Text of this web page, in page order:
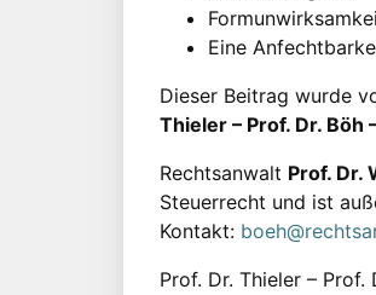
Eine
Dieser Beitrag wurde
Thieler – Prof. Dr.
Rechtsanwalt Prof. Dr.
Steuerrecht und ist
Kontakt:
Prof. Dr. Thieler –